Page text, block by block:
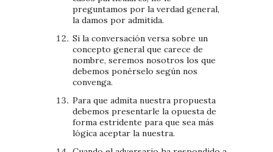
preguntamos por la verdad general,
la damos por admitida.
Si la conversación versa sobre un
concepto general que carece de
nombre, seremos nosotros los que
debemos ponérselo según nos
convenga.
Para que admita nuestra propuesta
debemos presentarle la opuesta de
forma estridente para que sea más
lógica aceptar la nuestra.